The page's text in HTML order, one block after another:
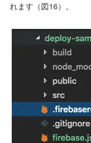
れます（図16）。